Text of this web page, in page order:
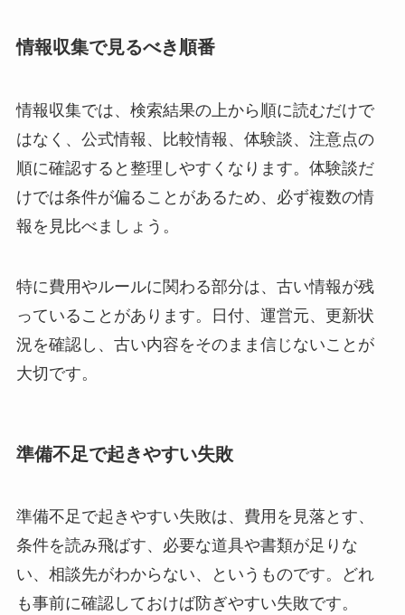
情報収集で見るべき順番
情報収集では、検索結果の上から順に読むだけで
はなく、公式情報、比較情報、体験談、注意点の
順に確認すると整理しやすくなります。体験談だ
けでは条件が偏ることがあるため、必ず複数の情
報を見比べましょう。
特に費用やルールに関わる部分は、古い情報が残
っていることがあります。日付、運営元、更新状
況を確認し、古い内容をそのまま信じないことが
大切です。
準備不足で起きやすい失敗
準備不足で起きやすい失敗は、費用を見落とす、
条件を読み飛ばす、必要な道具や書類が足りな
い、相談先がわからない、というものです。どれ
も事前に確認しておけば防ぎやすい失敗です。